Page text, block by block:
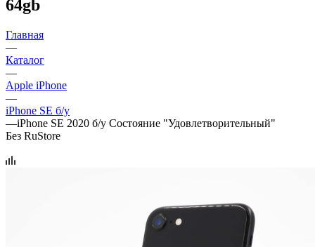
64gb
Главная
—
Каталог
—
Apple iPhone
—
iPhone SE б/у
—iPhone SE 2020 б/у Состояние "Удовлетворительный"
Без RuStore